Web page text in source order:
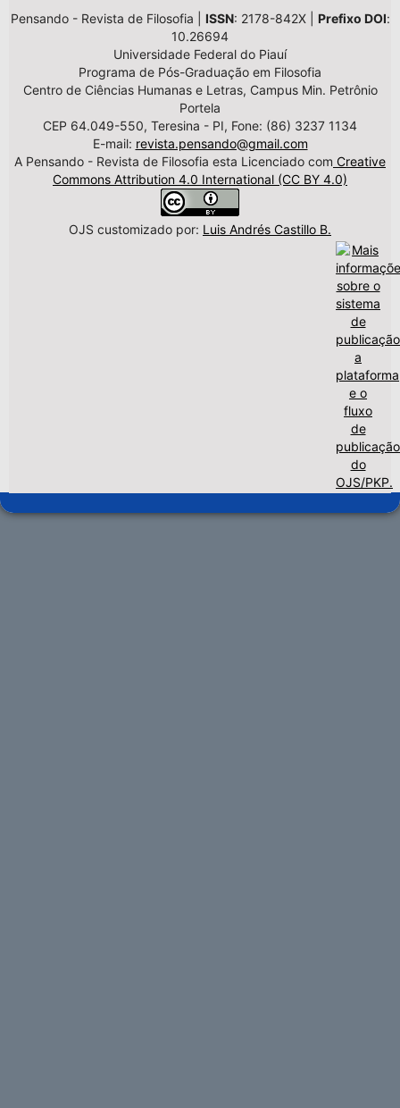
Pensando - Revista de Filosofia | ISSN: 2178-842X | Prefixo DOI:
10.26694
Universidade Federal do Piauí
Programa de Pós-Graduação em Filosofia
Centro de Ciências Humanas e Letras, Campus Min. Petrônio
Portela
CEP 64.049-550, Teresina - PI, Fone: (86) 3237 1134
E-mail: revista.pensando@gmail.com
A Pensando - Revista de Filosofia esta Licenciado com Creative
Commons Attribution 4.0 International (CC BY 4.0)
OJS customizado por: Luis Andrés Castillo B.